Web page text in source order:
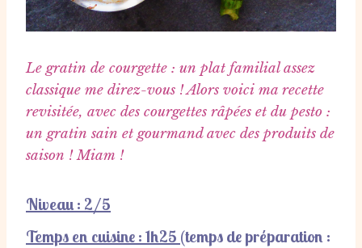
Le gratin de courgette : un plat familial assez
classique me direz-vous ! Alors voici ma recette
revisitée, avec des courgettes râpées et du pesto :
un gratin sain et gourmand avec des produits de
saison ! Miam !
Niveau : 2/5
Temps en cuisine : 1h25 (temps de préparation :